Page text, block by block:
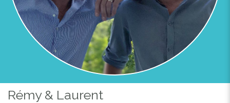
Rémy & Laurent